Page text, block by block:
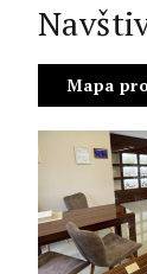
Mapa